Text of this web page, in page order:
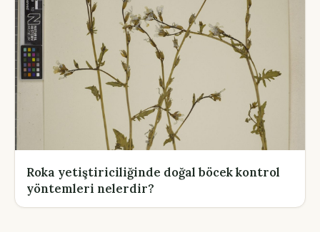
Roka yetiştiriciliğinde doğal böcek kontrol
yöntemleri nelerdir?